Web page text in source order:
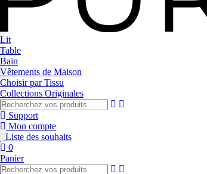
Lit
Table
Bain
Vêtements de Maison
Choisir par Tissu
Collections Originales
Support
Mon compte
Liste des souhaits
0
Panier